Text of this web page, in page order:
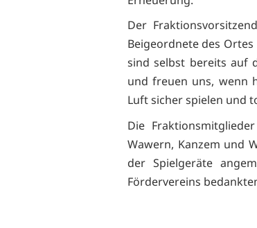
Der
Beigeordnete des
sind selbst bereits auf
und freuen uns, wenn
Luft sicher spielen und
Die
Wawern, Kanzem und
der Spielgeräte
Fördervereins